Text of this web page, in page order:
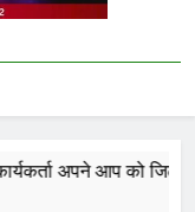
Trusted
अपने आप को जिला अध्यक्ष